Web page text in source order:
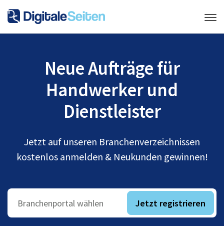
Neue Aufträge für
Handwerker und
Dienstleister
Jetzt auf unseren Branchenverzeichnissen
kostenlos anmelden & Neukunden gewinnen!
Branchenportal wählen Jetzt registrieren